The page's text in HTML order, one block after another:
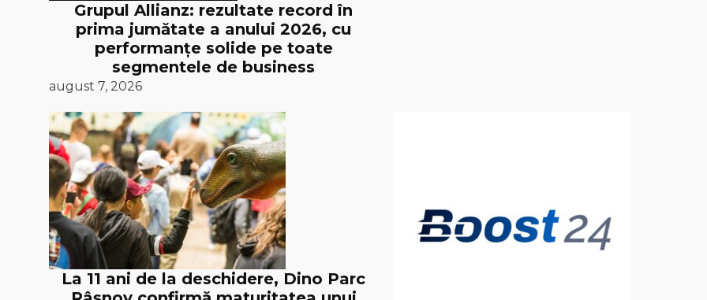
Grupul Allianz: rezultate record în
prima jumătate a anului 2026, cu
performanțe solide pe toate
segmentele de business
august 7, 2026
La 11 ani de la deschidere, Dino Parc